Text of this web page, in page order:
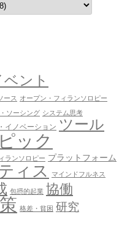
ベント
ース オープン・フィランソロピー
ソーシング システム思考
イノベーション ツール
ック
ランソロピー プラットフォーム
ィス マインドフルネス
包摂的起業 協働
格差・貧困 研究